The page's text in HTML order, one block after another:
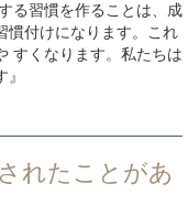
る習慣を作ることは、成
慣付けになります。これ
すくなります。私たちは
れたことがあ